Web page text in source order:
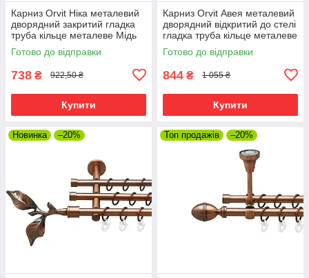
Карниз Orvit Ніка металевий
дворядний закритий гладка
труба кільце металеве Мідь
16\16 мм 120 см (00-
00019915)
Готово до відправки
738 ₴ 922,50 ₴
Купити
Карниз Orvit Авея металевий
дворядний відкритий до стелі
гладка труба кільце металеве
Мідь 16\16 мм 120 см (00-
00020021)
Готово до відправки
844 ₴ 1 055 ₴
Купити
Новинка –20% Топ продажів –20%